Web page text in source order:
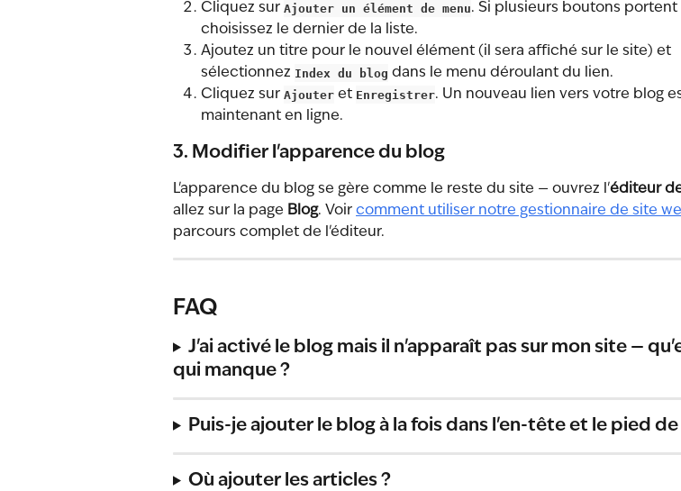
Cliquez sur Ajouter un élément de menu. Si plusieurs boutons portent
choisissez le dernier de la liste.
Ajoutez un titre pour le nouvel élément (il sera affiché sur le site) et
sélectionnez Index du blog dans le menu déroulant du lien.
Cliquez sur Ajouter et Enregistrer. Un nouveau lien vers votre blog
maintenant en ligne.
3. Modifier l'apparence du blog
L'apparence du blog se gère comme le reste du site — ouvrez l'éditeur
allez sur la page Blog. Voir comment utiliser notre gestionnaire de site
parcours complet de l'éditeur.
FAQ
J'ai activé le blog mais il n'apparaît pas sur mon site —
qui manque ?
Puis-je ajouter le blog à la fois dans l'en-tête et le pied de
Où ajouter les articles ?